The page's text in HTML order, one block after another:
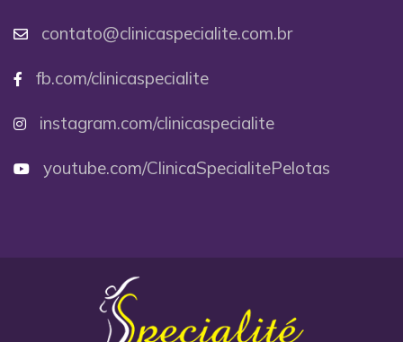
contato@clinicaspecialite.com.br
fb.com/clinicaspecialite
instagram.com/clinicaspecialite
youtube.com/ClinicaSpecialitePelotas